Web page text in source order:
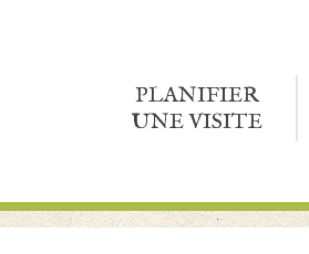
PLANIFIER
UNE VISITE